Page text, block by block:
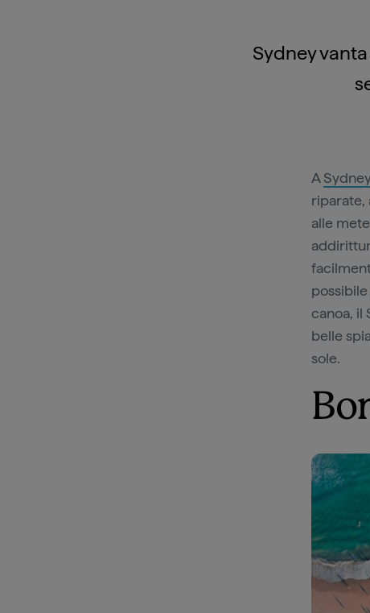
Sydney
A
riparate,
alle
canoa, il
belle
sole.